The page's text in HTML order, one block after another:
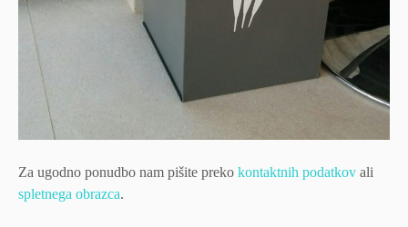
Za ugodno ponudbo nam pišite preko kontaktnih podatkov ali
spletnega obrazca.